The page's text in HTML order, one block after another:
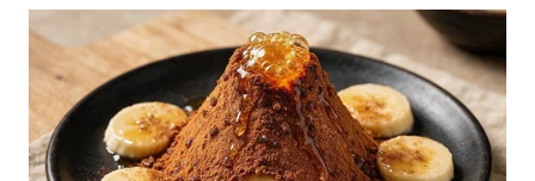
WN
DEPOK
TAPANULI